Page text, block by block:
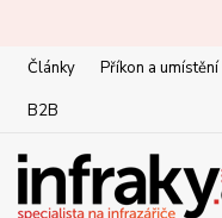
Články Příkon a umístění
B2B